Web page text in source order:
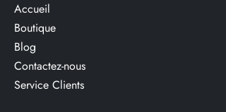
Accueil
Boutique
Blog
Contactez-nous
Service Clients​